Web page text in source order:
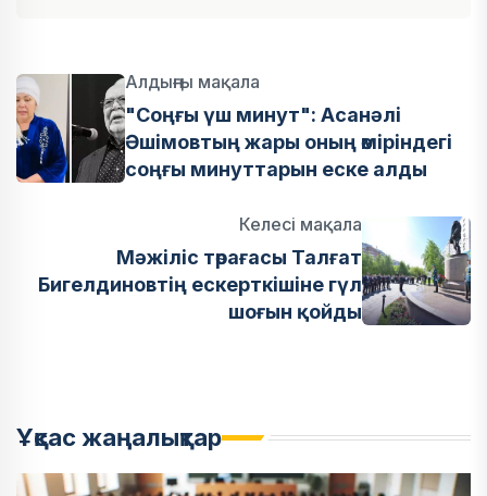
Алдыңғы мақала
"Соңғы үш минут": Асанәлі
Әшімовтың жары оның өміріндегі
соңғы минуттарын еске алды
Келесі мақала
Мәжіліс төрағасы Талғат
Бигелдиновтің ескерткішіне гүл
шоғын қойды
Ұқсас жаңалықтар